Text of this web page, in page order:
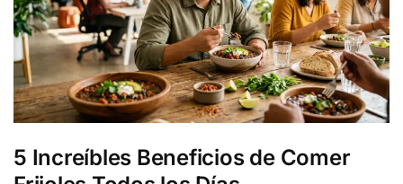
5 Increíbles Beneficios de Comer